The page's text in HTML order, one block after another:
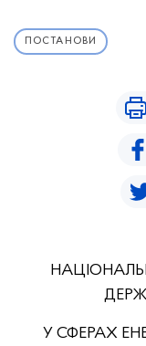
ПОСТАНОВИ
У СФЕРАХ